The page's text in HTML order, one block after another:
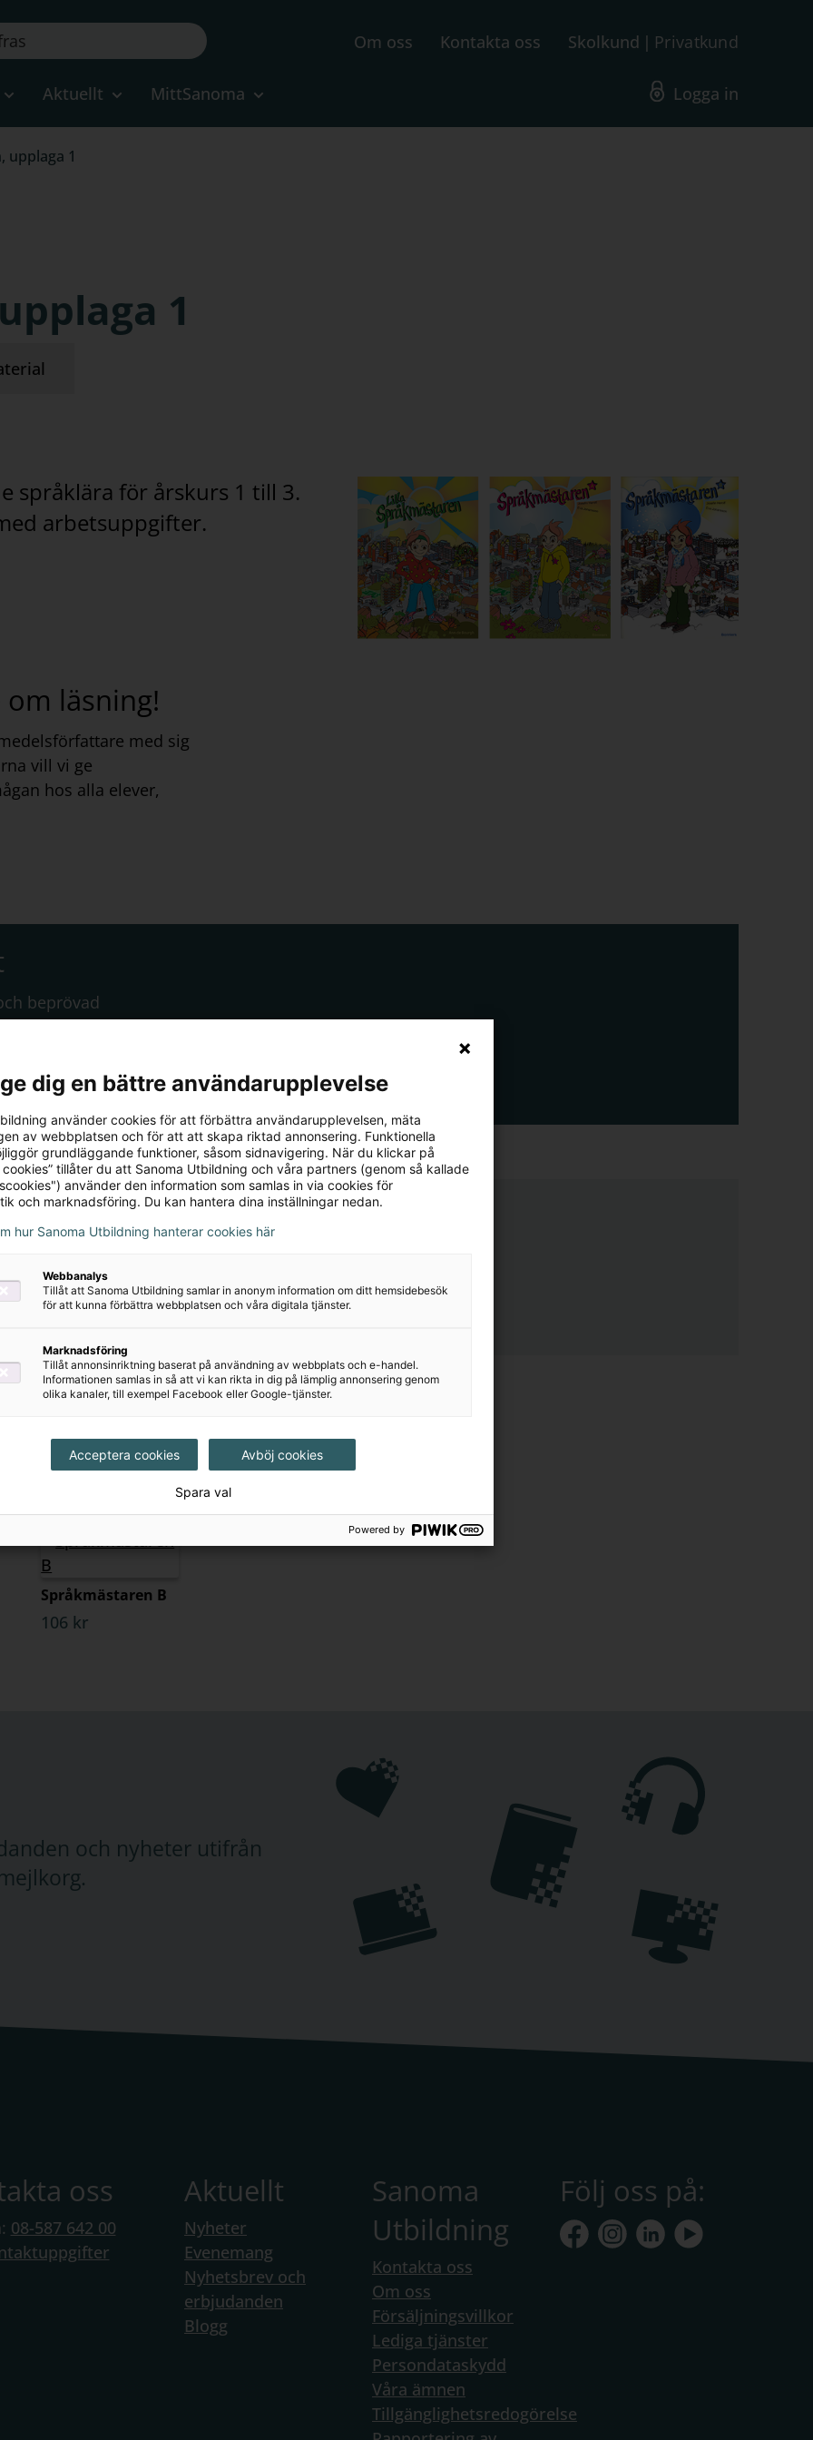
Om oss Kontakta oss Skolkund Privatkund
Aktuellt MittSanoma Logga in
upplaga 1
1
språklära för årskurs 1 till 3.
arbetsuppgifter.
läsning!
med sig
vill vi ge
hos alla elever,
beprövad
igång?
Språkmästaren B
106 kr
och nyheter utifrån
oss
08-587 642 00
Aktuellt
Nyheter
Evenemang
Nyhetsbrev och
erbjudanden
Blogg
Sanoma
Utbildning
Kontakta oss
Om oss
Försäljningsvillkor
Lediga tjänster
Persondataskydd
Våra ämnen
Tillgänglighetsredogörelse
Följ oss på:
dig en bättre användarupplevelse
använder cookies för att förbättra användarupplevelsen, mäta
av webbplatsen och för att att skapa riktad annonsering. Funktionella
grundläggande funktioner, såsom sidnavigering. När du klickar på
cookies” tillåter du att Sanoma Utbildning och våra partners (genom så kallade
använder den information som samlas in via cookies för
och marknadsföring. Du kan hantera dina inställningar nedan.
hur Sanoma Utbildning hanterar cookies här
Webbanalys
Tillåt att Sanoma Utbildning samlar in anonym information om ditt hemsidebesök
för att kunna förbättra webbplatsen och våra digitala tjänster.
Marknadsföring
Tillåt annonsinriktning baserat på användning av webbplats och e-handel.
Informationen samlas in så att vi kan rikta in dig på lämplig annonsering genom
olika kanaler, till exempel Facebook eller Google-tjänster.
Acceptera cookies Avböj cookies
Spara val
Powered by